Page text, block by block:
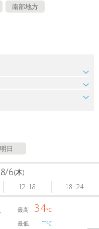
南部地方
明日
8/6(木)
12-18 18-24
最高 34℃
最低 -℃